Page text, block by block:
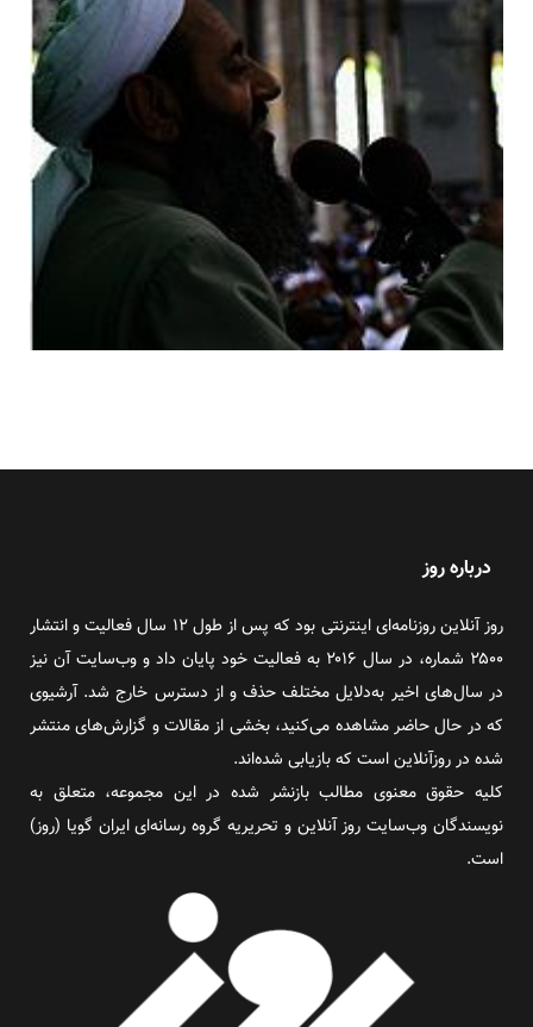
درباره روز
روز آنلاین روزنامه‌ای اینترنتی بود که پس از طول ۱۲ سال فعالیت و انتشار
۲۵۰۰ شماره، در سال ۲۰۱۶ به فعالیت خود پایان داد و وب‌سایت آن نیز
در سال‌های اخیر به‌دلایل مختلف حذف و از دسترس خارج شد. آرشیوی
که در حال حاضر مشاهده می‌کنید، بخشی از مقالات و گزارش‌های منتشر
شده در روزآنلاین است که بازیابی شده‌اند.
کلیه حقوق معنوی مطالب بازنشر شده در این مجموعه، متعلق به
نویسندگان وب‌سایت روز آنلاین و تحریریه گروه رسانه‌ای ایران گویا (روز)
است.